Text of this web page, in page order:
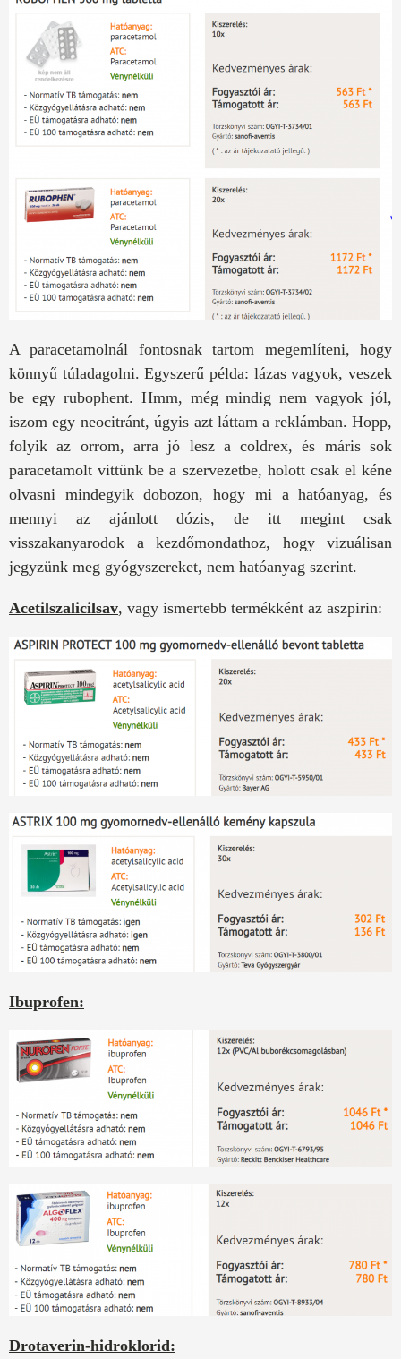
A paracetamolnál fontosnak tartom megemlíteni, hogy
könnyű túladagolni. Egyszerű példa: lázas vagyok, veszek
be egy rubophent. Hmm, még mindig nem vagyok jól,
iszom egy neocitránt, úgyis azt láttam a reklámban. Hopp,
folyik az orrom, arra jó lesz a coldrex, és máris sok
paracetamolt vittünk be a szervezetbe, holott csak el kéne
olvasni mindegyik dobozon, hogy mi a hatóanyag, és
mennyi az ajánlott dózis, de itt megint csak
visszakanyarodok a kezdőmondathoz, hogy vizuálisan
jegyzünk meg gyógyszereket, nem hatóanyag szerint.
Acetilszalicilsav, vagy ismertebb termékként az aszpirin:
Ibuprofen:
Drotaverin-hidroklorid: